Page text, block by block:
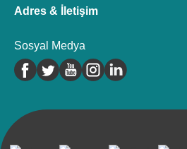
Adres & İletişim
Sosyal Medya